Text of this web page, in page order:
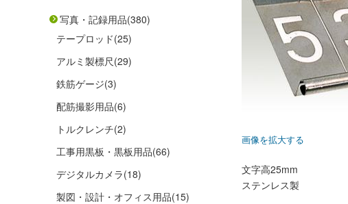
写真・記録用品(380)
テープロッド(25)
アルミ製標尺(29)
鉄筋ゲージ(3)
配筋撮影用品(6)
トルクレンチ(2)
工事用黒板・黒板用品(66)
デジタルカメラ(18)
製図・設計・オフィス用品(15)
画像を拡大する
文字高25mm
ステンレス製